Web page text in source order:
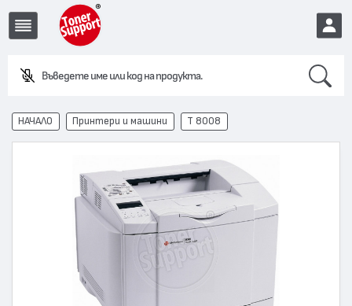
Въведете име или код на продукта.
EUR
НАЧАЛО Принтери и машини T 8008